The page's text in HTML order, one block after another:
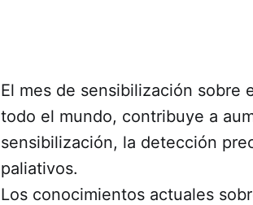
El mes de sensibilización sobre
todo el mundo, contribuye a
sensibilización, la detección
paliativos.
Los conocimientos actuales